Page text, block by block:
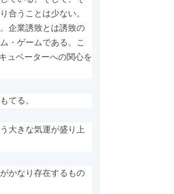
合うことは少ない。
企業誘致とは誘致の
・ゲームである。こ
ュベーターへの関心を
てる。
大きな気運が盛り上
かなり存在するもの